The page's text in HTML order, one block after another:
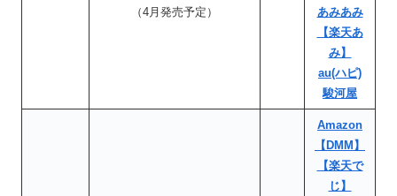
（4月発売予定）
あみあみ
【楽天あ
み】
au(ハピ)
駿河屋
Amazon
【DMM】
【楽天で
じ】